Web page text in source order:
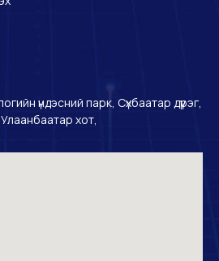
үндэсний парк, Сүхбаатар дүүрэг,
хот,